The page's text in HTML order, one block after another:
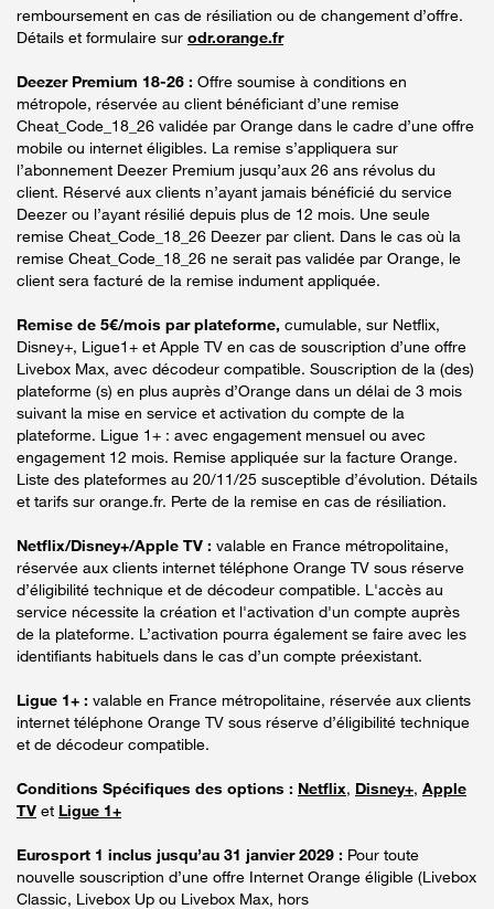
remboursement en cas de résiliation ou de changement d’offre.
Détails et formulaire sur odr.orange.fr
Deezer Premium 18-26 : Offre soumise à conditions en
métropole, réservée au client bénéficiant d’une remise
Cheat_Code_18_26 validée par Orange dans le cadre d’une offre
mobile ou internet éligibles. La remise s’appliquera sur
l’abonnement Deezer Premium jusqu’aux 26 ans révolus du
client. Réservé aux clients n’ayant jamais bénéficié du service
Deezer ou l’ayant résilié depuis plus de 12 mois. Une seule
remise Cheat_Code_18_26 Deezer par client. Dans le cas où la
remise Cheat_Code_18_26 ne serait pas validée par Orange, le
client sera facturé de la remise indument appliquée.
Remise de 5€/mois par plateforme, cumulable, sur Netflix,
Disney+, Ligue1+ et Apple TV en cas de souscription d’une offre
Livebox Max, avec décodeur compatible. Souscription de la (des)
plateforme (s) en plus auprès d’Orange dans un délai de 3 mois
suivant la mise en service et activation du compte de la
plateforme. Ligue 1+ : avec engagement mensuel ou avec
engagement 12 mois. Remise appliquée sur la facture Orange.
Liste des plateformes au 20/11/25 susceptible d’évolution. Détails
et tarifs sur orange.fr. Perte de la remise en cas de résiliation.
Netflix/Disney+/Apple TV : valable en France métropolitaine,
réservée aux clients internet téléphone Orange TV sous réserve
d’éligibilité technique et de décodeur compatible. L'accès au
service nécessite la création et l'activation d'un compte auprès
de la plateforme. L’activation pourra également se faire avec les
identifiants habituels dans le cas d’un compte préexistant.
Ligue 1+ : valable en France métropolitaine, réservée aux clients
internet téléphone Orange TV sous réserve d’éligibilité technique
et de décodeur compatible.
Conditions Spécifiques des options : Netflix, Disney+, Apple
TV et Ligue 1+
Eurosport 1 inclus jusqu’au 31 janvier 2029 : Pour toute
nouvelle souscription d’une offre Internet Orange éligible (Livebox
Classic, Livebox Up ou Livebox Max, hors